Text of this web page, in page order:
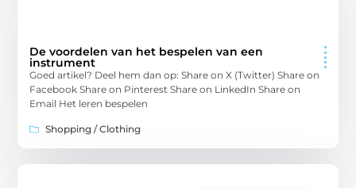
De voordelen van het bespelen van een
instrument
Goed artikel? Deel hem dan op: Share on X (Twitter) Share on
Facebook Share on Pinterest Share on LinkedIn Share on
Email Het leren bespelen
Shopping / Clothing